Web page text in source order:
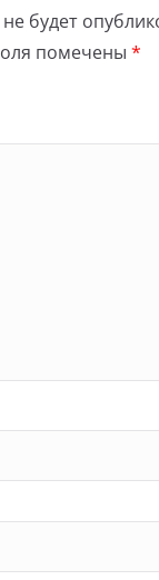
будет
помечены *